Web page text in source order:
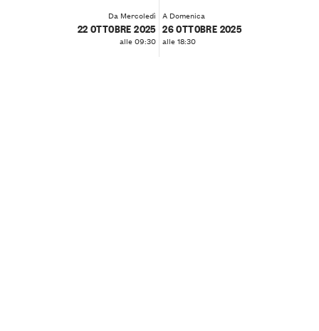
Da Mercoledì
22 OTTOBRE 2025
alle 09:30
A Domenica
26 OTTOBRE 2025
alle 18:30